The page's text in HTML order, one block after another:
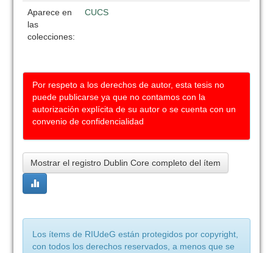
Aparece en
las
colecciones:
CUCS
Por respeto a los derechos de autor, esta tesis no
puede publicarse ya que no contamos con la
autorización explícita de su autor o se cuenta con un
convenio de confidencialidad
Mostrar el registro Dublin Core completo del ítem
Los ítems de RIUdeG están protegidos por copyright,
con todos los derechos reservados, a menos que se